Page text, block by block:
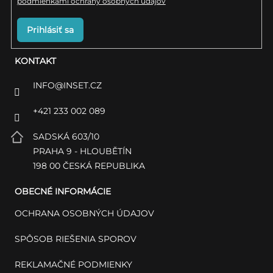
KONTAKT
INFO@INSET.CZ
+421 233 002 089
SADSKÁ 603/10
PRAHA 9 - HLOUBĚTÍN
198 00 ČESKÁ REPUBLIKA
OBECNÉ INFORMÁCIE
OCHRANA OSOBNÝCH ÚDAJOV
SPÔSOB RIEŠENIA SPOROV
REKLAMAČNÉ PODMIENKY
Prihlásiť sa